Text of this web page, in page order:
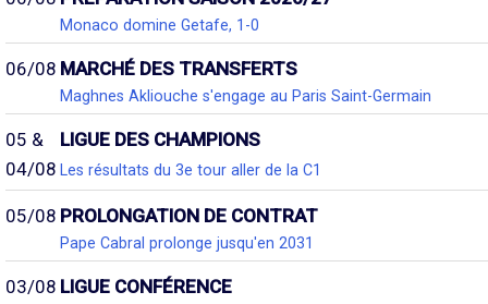
Monaco domine Getafe, 1-0
06/08 MARCHÉ DES TRANSFERTS
Maghnes Akliouche s'engage au Paris Saint-Germain
05 &
04/08
LIGUE DES CHAMPIONS
Les résultats du 3e tour aller de la C1
05/08 PROLONGATION DE CONTRAT
Pape Cabral prolonge jusqu'en 2031
03/08 LIGUE CONFÉRENCE